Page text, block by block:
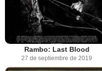
Rambo: Last Blood
27 de septiembre de 2019